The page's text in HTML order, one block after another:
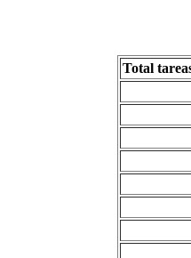
Total